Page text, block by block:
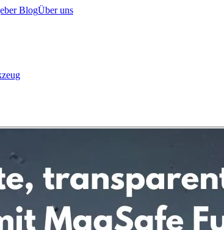
BlogÜber uns